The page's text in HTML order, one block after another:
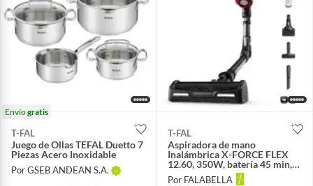
Envíogratis
T-FAL
Juego de Ollas TEFAL Duetto 7
Piezas Acero Inoxidable
Por GSEB ANDEAN S.A.
T-FAL
Aspiradora de mano
Inalámbrica X-FORCE FLEX
12.60, 350W, batería 45 min,
accesorio mascota
Por FALABELLA